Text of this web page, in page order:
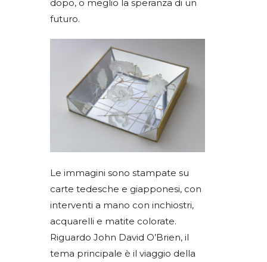
dopo, o meglio la speranza di un
futuro.
Le immagini sono stampate su
carte tedesche e giapponesi, con
interventi a mano con inchiostri,
acquarelli e matite colorate.
Riguardo John David O’Brien, il
tema principale è il viaggio della